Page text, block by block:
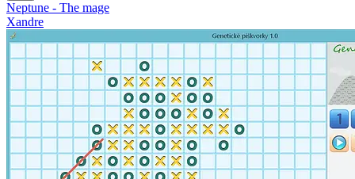
Neptune - The mage
Xandre